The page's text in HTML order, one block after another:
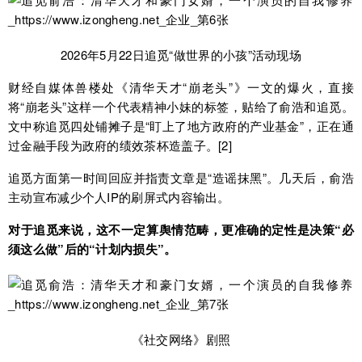
2026年5月22日追觅“做世界的小孩”活动现场
财经自媒体兽楼处《清华天才“崩老头”》一文的爆火，直接
将“崩老头”这样一个代表精神小妹的标签，贴给了俞浩和追觅。
文中称追觅四处铺摊子是“盯上了地方政府的产业基金”，正在通
过金融手段为政府的绩效茶杯造盖子。[2]
追觅方面第一时间回应并指责文章是“造谣抹黑”。几天后，俞浩
主动宣布减少个人IP的刷屏式内容输出。
对于追觅来说，这不一定算舆情范畴，更准确的定性是决策“必
须这么做”后的“计划内损失”。
《社交网络》剧照